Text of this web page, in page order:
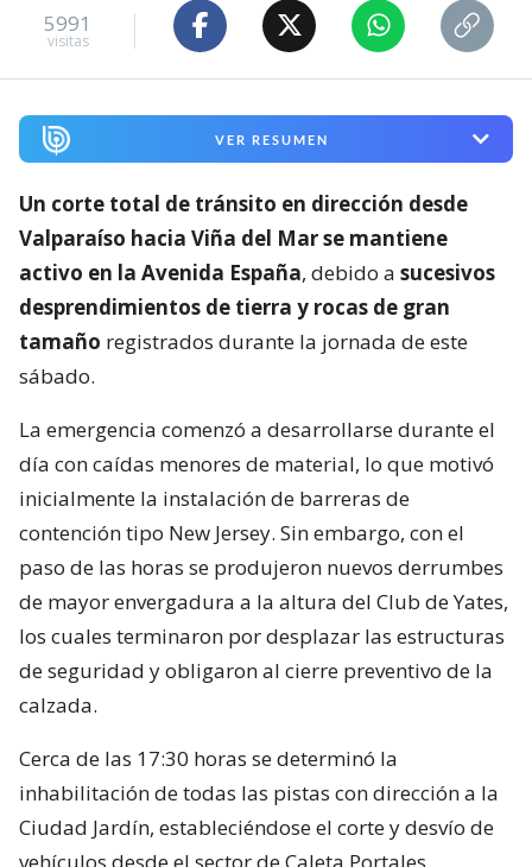
5991
visitas
VER RESUMEN
Un corte total de tránsito en dirección desde
Valparaíso hacia Viña del Mar se mantiene
activo en la Avenida España, debido a sucesivos
desprendimientos de tierra y rocas de gran
tamaño registrados durante la jornada de este
sábado.
La emergencia comenzó a desarrollarse durante el
día con caídas menores de material, lo que motivó
inicialmente la instalación de barreras de
contención tipo New Jersey. Sin embargo, con el
paso de las horas se produjeron nuevos derrumbes
de mayor envergadura a la altura del Club de Yates,
los cuales terminaron por desplazar las estructuras
de seguridad y obligaron al cierre preventivo de la
calzada.
Cerca de las 17:30 horas se determinó la
inhabilitación de todas las pistas con dirección a la
Ciudad Jardín, estableciéndose el corte y desvío de